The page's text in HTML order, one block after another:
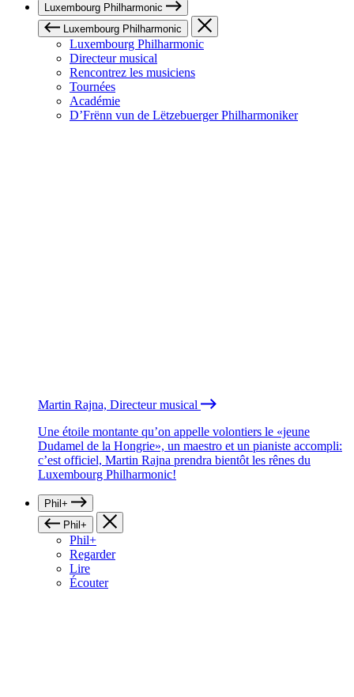
Luxembourg Philharmonic
Luxembourg Philharmonic
Luxembourg Philharmonic
Directeur musical
Rencontrez les musiciens
Tournées
Académie
D’Frënn vun de Lëtzebuerger Philharmoniker
Martin Rajna, Directeur musical
Une étoile montante qu’on appelle volontiers le «jeune
Dudamel de la Hongrie», un maestro et un pianiste accompli:
c’est officiel, Martin Rajna prendra bientôt les rênes du
Luxembourg Philharmonic!
Phil+
Phil+
Phil+
Regarder
Lire
Écouter